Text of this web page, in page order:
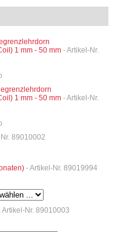
1 mm - 50 mm - Artikel-Nr.
1 mm - 50 mm - Artikel-Nr.
89010002
- Artikel-Nr. 89019994
Artikel-Nr. 89010003